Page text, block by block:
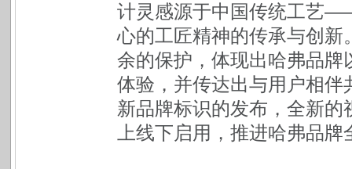
计灵感源于中国传统工艺
心的工匠精神的传承与创
余的保护，体现出哈弗品
体验，并传达出与用户相
新品牌标识的发布，全新
上线下启用，推进哈弗品